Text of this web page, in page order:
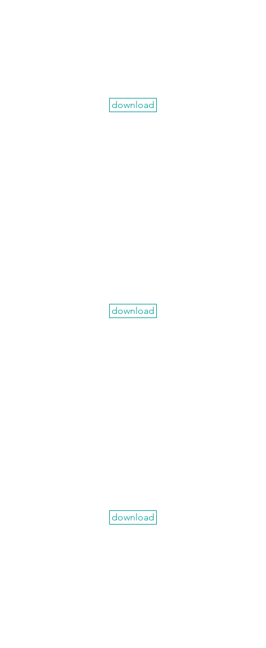
download
download
download